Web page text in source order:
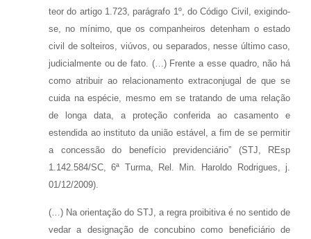
teor do artigo 1.723, parágrafo 1º, do Código Civil, exigindo-
se, no mínimo, que os companheiros detenham o estado
civil de solteiros, viúvos, ou separados, nesse último caso,
judicialmente ou de fato. (…) Frente a esse quadro, não há
como atribuir ao relacionamento extraconjugal de que se
cuida na espécie, mesmo em se tratando de uma relação
de longa data, a proteção conferida ao casamento e
estendida ao instituto da união estável, a fim de se permitir
a concessão do benefício previdenciário” (STJ, REsp
1.142.584/SC, 6ª Turma, Rel. Min. Haroldo Rodrigues, j.
01/12/2009).
(…) Na orientação do STJ, a regra proibitiva é no sentido de
vedar a designação de concubino como beneficiário de